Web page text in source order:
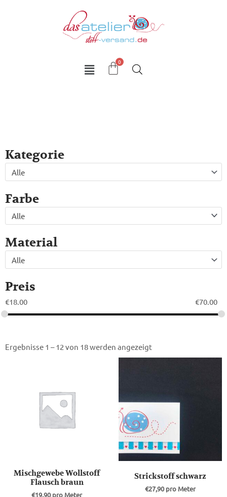
Kategorie
Alle
Farbe
Alle
Material
Alle
Preis
€18.00 €70.00
Ergebnisse 1 – 12 von 18 werden angezeigt
Mischgewebe Wollstoff
Flausch braun
€19,90pro Meter
Strickstoff schwarz
€27,90pro Meter